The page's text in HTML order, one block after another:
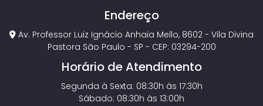
Endereço
Av. Professor Luiz Ignácio Anhaia Mello, 8602 - Vila Divina
Pastora São Paulo - SP - CEP: 03294-200
Horário de Atendimento
Segunda à Sexta: 08:30h às 17:30h
Sábado: 08:30h às 13:00h